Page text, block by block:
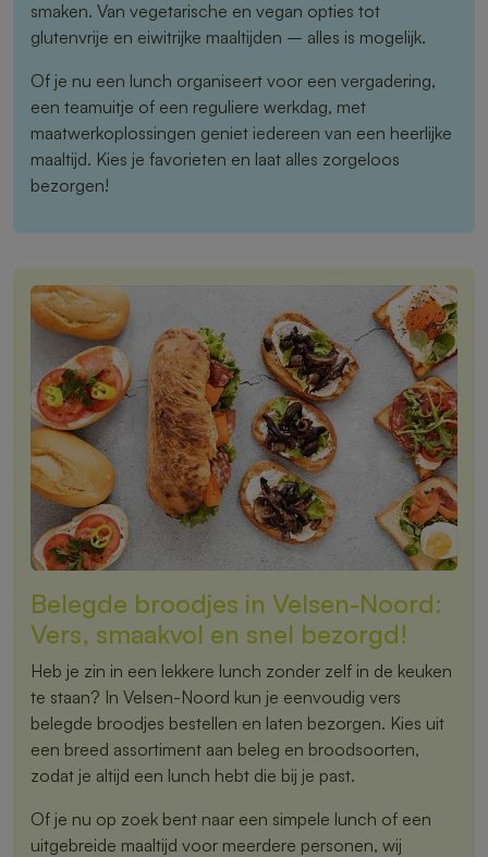
smaken. Van vegetarische en vegan opties tot
glutenvrije en eiwitrijke maaltijden – alles is mogelijk.
Of je nu een lunch organiseert voor een vergadering,
een teamuitje of een reguliere werkdag, met
maatwerkoplossingen geniet iedereen van een heerlijke
maaltijd. Kies je favorieten en laat alles zorgeloos
bezorgen!
Belegde broodjes in Velsen-Noord:
Vers, smaakvol en snel bezorgd!
Heb je zin in een lekkere lunch zonder zelf in de keuken
te staan? In Velsen-Noord kun je eenvoudig vers
belegde broodjes bestellen en laten bezorgen. Kies uit
een breed assortiment aan beleg en broodsoorten,
zodat je altijd een lunch hebt die bij je past.
Of je nu op zoek bent naar een simpele lunch of een
uitgebreide maaltijd voor meerdere personen, wij